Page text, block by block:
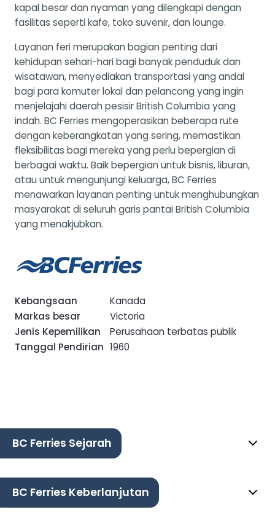
kapal besar dan nyaman yang dilengkapi dengan
fasilitas seperti kafe, toko suvenir, dan lounge.
Layanan feri merupakan bagian penting dari
kehidupan sehari-hari bagi banyak penduduk dan
wisatawan, menyediakan transportasi yang andal
bagi para komuter lokal dan pelancong yang ingin
menjelajahi daerah pesisir British Columbia yang
indah. BC Ferries mengoperasikan beberapa rute
dengan keberangkatan yang sering, memastikan
fleksibilitas bagi mereka yang perlu bepergian di
berbagai waktu. Baik bepergian untuk bisnis, liburan,
atau untuk mengunjungi keluarga, BC Ferries
menawarkan layanan penting untuk menghubungkan
masyarakat di seluruh garis pantai British Columbia
yang menakjubkan.
Kebangsaan
Kanada
Markas besar
Victoria
Jenis Kepemilikan
Perusahaan terbatas publik
Tanggal Pendirian 1960
BC Ferries Sejarah
BC Ferries Keberlanjutan